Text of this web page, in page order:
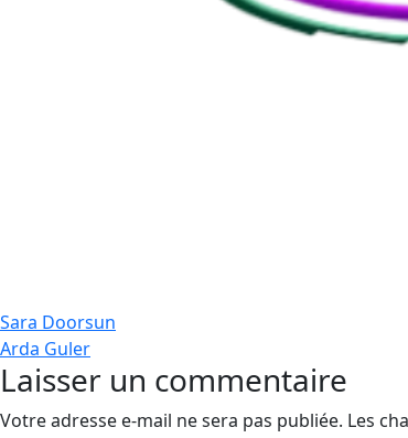
Navigation
de
l’article
Sara Doorsun
Arda Guler
Laisser un commentaire
Votre adresse e-mail ne sera pas publiée. Les